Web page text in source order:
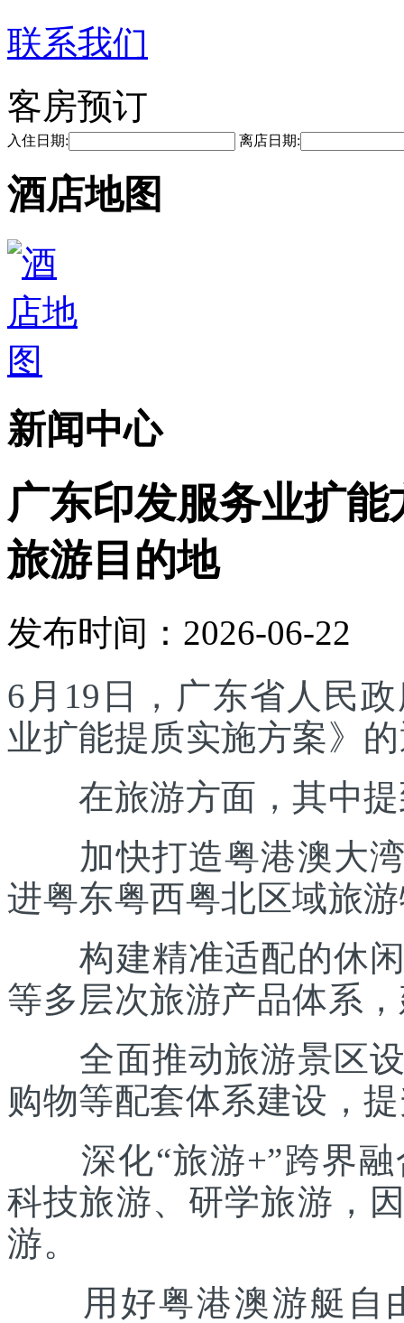
联系我们
客房预订
入住日期: 离店日期:
酒店地图
新闻中心
广东印发服务业扩
旅游目的地
发布时间：2026-06-22
6月19日，广东省人民
业扩能提质实施方案》
在旅游方面，其中提
加快打造粤港澳大湾
进粤东粤西粤北区域旅
构建精准适配的休闲
等多层次旅游产品体系
全面推动旅游景区设
购物等配套体系建设，
深化“旅游+”跨界融
科技旅游、研学旅游，
游。
用好粤港澳游艇自